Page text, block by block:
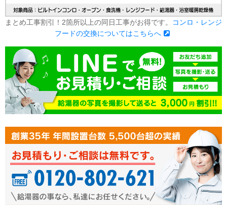
まとめ工事割引！2箇所以上の同日工事がお得です。
コンロ・レンジ
フードの交換についてはこちらへ